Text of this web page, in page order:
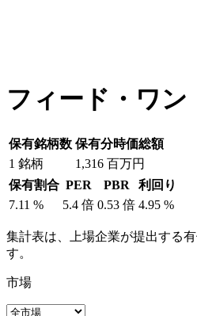
フィード・ワン
保有銘柄数 保有分時価総額
1 銘柄 1,316 百万円
保有割合 PER PBR
利回り
7.11 % 5.4 倍 0.53 倍 4.95 %
集計表は、上場企業が提出する
す。
市場